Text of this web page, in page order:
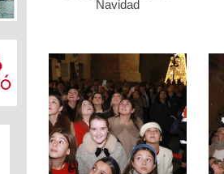
Navidad